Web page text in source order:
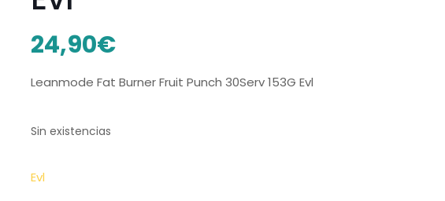
24,90€
Leanmode Fat Burner Fruit Punch 30Serv 153G Evl
Sin existencias
Evl